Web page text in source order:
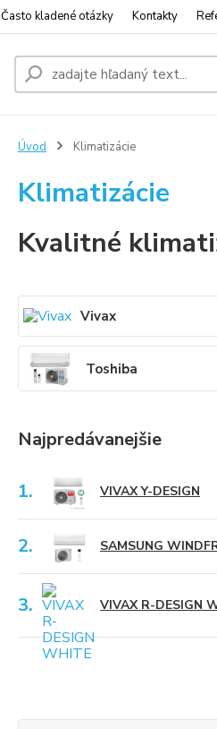
Často kladené otázky Kontakty
Úvod Klimatizácie
Klimatizácie
Kvalitné
Vivax
Toshiba
Najpredávanejšie
1. VIVAX Y-DESIGN
2. SAMSUNG
3. VIVAX R-DESIGN